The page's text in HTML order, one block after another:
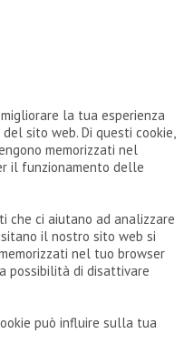
la tua esperienza
sito web. Di questi cookie,
memorizzati nel
il funzionamento delle
che ci aiutano ad analizzare
il nostro sito web si
nel tuo browser
possibilità di disattivare
può influire sulla tua